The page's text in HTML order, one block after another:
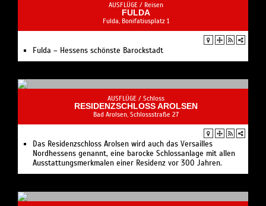
AUSFLÜGE / Reisen
FULDA
Fulda, Bonifatiusplatz 1
Fulda – Hessens schönste Barockstadt
AUSFLÜGE / Schloss
RESIDENZSCHLOSS AROLSEN
Bad Arolsen, Schlossstraße 27
Das Residenzschloss Arolsen wird auch das Versailles
Nordhessens genannt, eine barocke Schlossanlage mit allen
Ausstattungsmerkmalen einer Residenz vor 300 Jahren.